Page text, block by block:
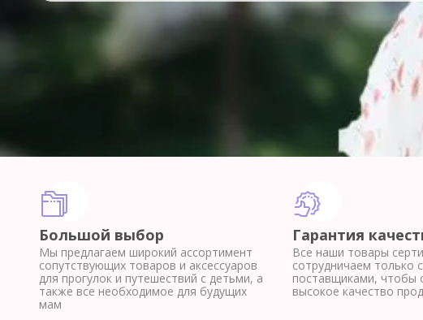
Большой выбор
Мы предлагаем широкий ассортимент
сопутствующих товаров и аксессуаров
для прогулок и путешествий с детьми, а
также все необходимое для будущих
мам
Гарантия
Все наши товары
сотрудничаем только
поставщиками, чтобы
высокое качество